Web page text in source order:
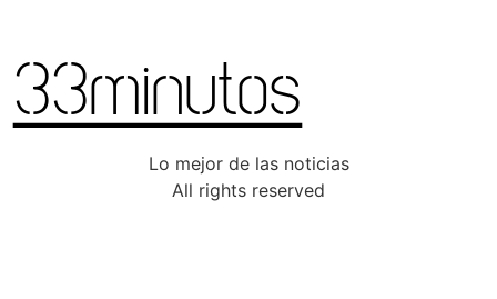
Lo mejor de las noticias
All rights reserved